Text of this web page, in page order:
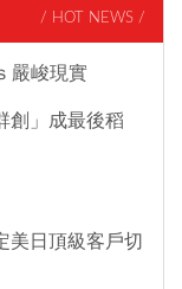
/ HOT NEWS /
嚴峻現實
創」成最後稻
美日頂級客戶切